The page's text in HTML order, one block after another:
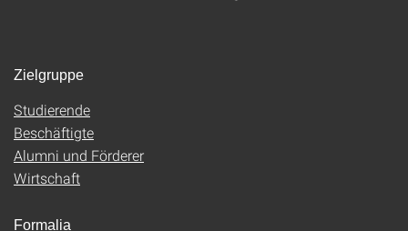
Zielgruppe
Studierende
Beschäftigte
Alumni und Förderer
Wirtschaft
Formalia